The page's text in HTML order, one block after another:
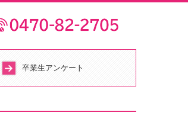
卒業生アンケート